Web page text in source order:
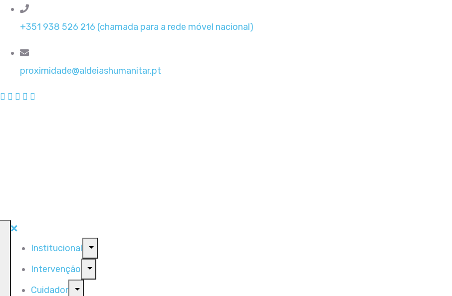
+351 938 526 216 (chamada para a rede móvel nacional)
proximidade@aldeiashumanitar.pt
Institucional
Intervenção
Cuidador